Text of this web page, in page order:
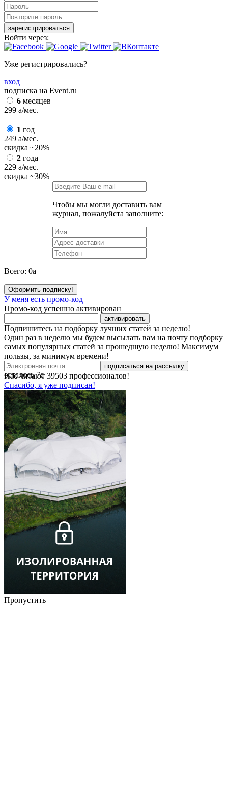
зарегистрироваться
Войти через:
Уже регистрировались?
вход
подписка на Event.ru
6 месяцев
299 a/мес.
1 год
249 a/мес.
скидка ~20%
2 года
229 a/мес.
скидка ~30%
Чтобы мы могли доставить вам
журнал, пожалуйста заполните:
Всего: 0a
Оформить подписку!
У меня есть промо-код
Промо-код успешно активирован
активировать
Подпишитесь на подборку лучших статей за неделю!
Один раз в неделю мы будем высылать вам на почту подборку
самых популярных статей за прошедшую неделю! Максимум
пользы, за минимум времени!
подписаться на рассылку
Нас читают 39503 профессионалов!
Спасибо, я уже подписан!
осталось7с
Пропустить